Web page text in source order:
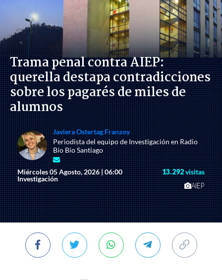
Trama penal contra AIEP:
querella destapa contradicciones
sobre los pagarés de miles de
alumnos
Javiera Ostertag Franzoy
Periodista del equipo de Investigación en Radio
Bío Bío Santiago
Miércoles 05 Agosto, 2026 | 06:00
Investigación
13.292visitas
AIEP